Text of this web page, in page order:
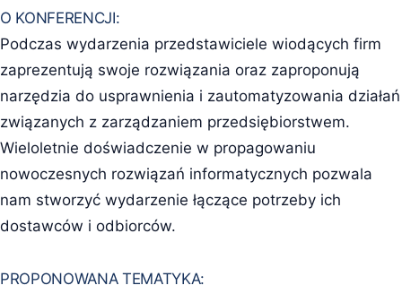
O KONFERENCJI:
Podczas wydarzenia przedstawiciele wiodących firm
zaprezentują swoje rozwiązania oraz zaproponują
narzędzia do usprawnienia i zautomatyzowania działań
związanych z zarządzaniem przedsiębiorstwem.
Wieloletnie doświadczenie w propagowaniu
nowoczesnych rozwiązań informatycznych pozwala
nam stworzyć wydarzenie łączące potrzeby ich
dostawców i odbiorców.
PROPONOWANA TEMATYKA: